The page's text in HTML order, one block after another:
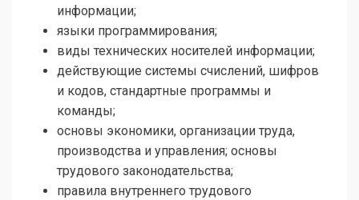
информации;
языки программирования;
виды технических носителей информации;
действующие системы счислений, шифров
и кодов, стандартные программы и
команды;
основы экономики, организации труда,
производства и управления; основы
трудового законодательства;
правила внутреннего трудового